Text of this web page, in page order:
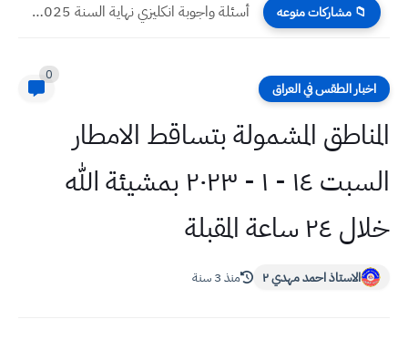
📁 مشاركات منوعه أسئلة واجوبة انكليزي نهاية السنة 2025 صف اول متوسط
اخبار الطقس في العراق
0
المناطق المشمولة بتساقط الامطار
السبت ١٤ - ١ - ٢٠٢٣ بمشيئة الله
خلال ٢٤ ساعة المقبلة
الاستاذ احمد مهدي ٢ منذ 3 سنة